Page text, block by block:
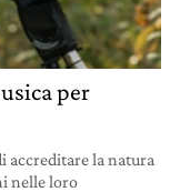
per
accreditare la natura
nelle loro